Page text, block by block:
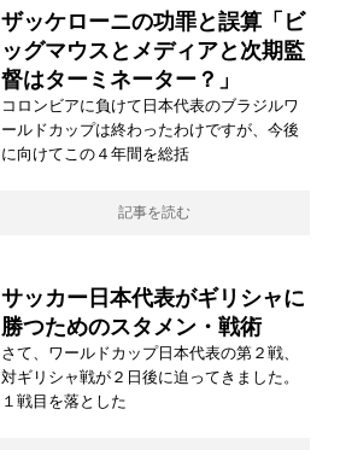
ザッケローニの功罪と誤算「ビ
ッグマウスとメディアと次期監
督はターミネーター？」
コロンビアに負けて日本代表のブラジルワ
ールドカップは終わったわけですが、今後
に向けてこの４年間を総括
記事を読む
サッカー日本代表がギリシャに
勝つためのスタメン・戦術
さて、ワールドカップ日本代表の第２戦、
対ギリシャ戦が２日後に迫ってきました。
１戦目を落とした